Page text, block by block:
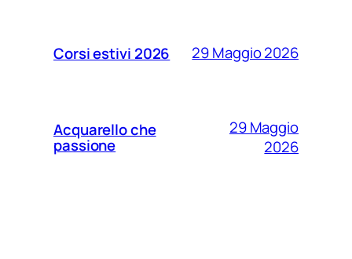
Corsi estivi 2026 29 Maggio 2026
Acquarello che
passione
29 Maggio
2026